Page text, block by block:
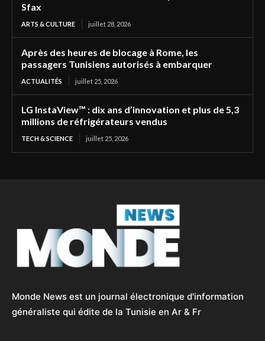
Sfax
ARTS & CULTURE juillet 28, 2026
Après des heures de blocage à Rome, les
passagers Tunisiens autorisés à embarquer
ACTUALITÉS juillet 25, 2026
LG InstaView™ : dix ans d’innovation et plus de 5,3
millions de réfrigérateurs vendus
TECH & SCIENCE juillet 25, 2026
Monde News est un journal électronique d'information
généraliste qui édite de la Tunisie en Ar & Fr